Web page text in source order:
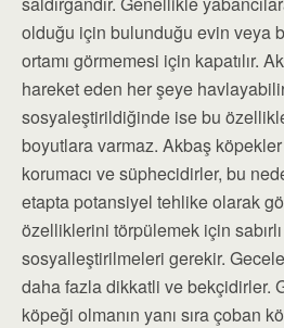
olduğu için bulunduğu evin veya
ortamı görmemesi için kapatılır.
hareket eden her şeye
sosyaleştirildiğinde ise bu
boyutlara varmaz. Akbaş köpekler
korumacı ve süphecidirler, bu
etapta potansiyel tehlike olarak
özelliklerini törpülemek için
sosyalleştirilmeleri gerekir.
daha fazla dikkatli ve bekçidirler.
köpeği olmanın yanı sıra çoban